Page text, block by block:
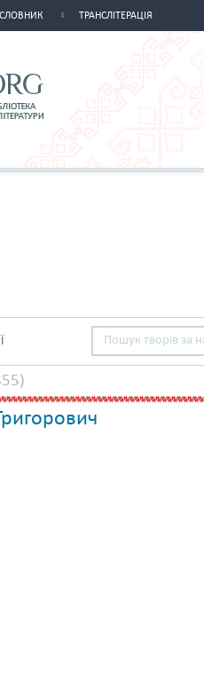
СЛОВНИК ТРАНСЛІТЕРАЦІЯ